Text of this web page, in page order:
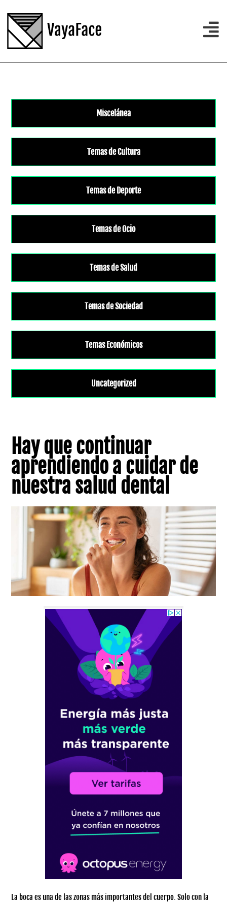
Miscelánea
Temas de Cultura
Temas de Deporte
Temas de Ocio
Temas de Salud
Temas de Sociedad
Temas Económicos
Uncategorized
Hay que continuar
aprendiendo a cuidar de
nuestra salud dental
La boca es una de las zonas más importantes del cuerpo. Solo con la